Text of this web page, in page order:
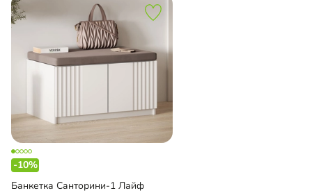
-10%
Банкетка Санторини-1 Лайф